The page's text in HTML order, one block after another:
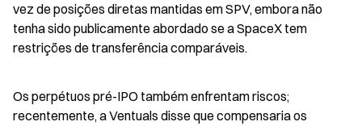
vez de posições diretas mantidas em SPV, embora não
tenha sido publicamente abordado se a SpaceX tem
restrições de transferência comparáveis.
Os perpétuos pré-IPO também enfrentam riscos;
recentemente, a Ventuals disse que compensaria os